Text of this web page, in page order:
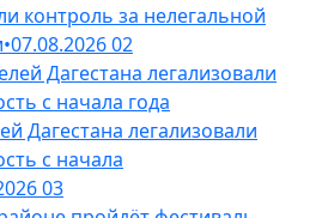
контроль за нелегальной
•07.08.202602
Дагестана легализовали
с начала
03